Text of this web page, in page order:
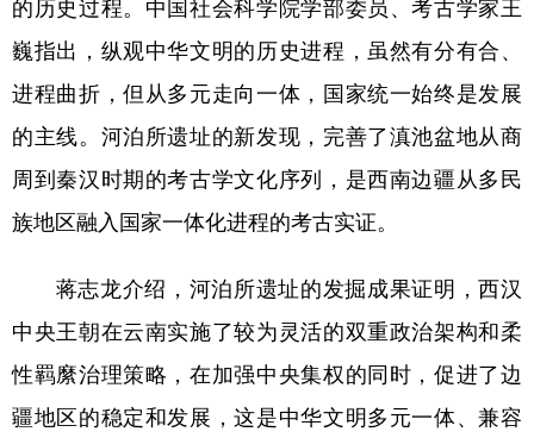
的历史过程。中国社会科学院学部委员、考古学家王
巍指出，纵观中华文明的历史进程，虽然有分有合、
进程曲折，但从多元走向一体，国家统一始终是发展
的主线。河泊所遗址的新发现，完善了滇池盆地从商
周到秦汉时期的考古学文化序列，是西南边疆从多民
族地区融入国家一体化进程的考古实证。
蒋志龙介绍，河泊所遗址的发掘成果证明，西汉
中央王朝在云南实施了较为灵活的双重政治架构和柔
性羁縻治理策略，在加强中央集权的同时，促进了边
疆地区的稳定和发展，这是中华文明多元一体、兼容